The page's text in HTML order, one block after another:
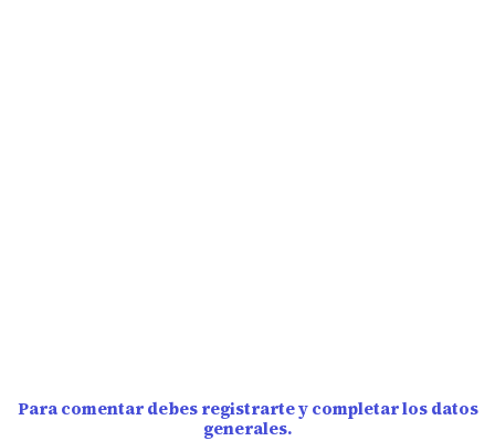
Para comentar debes registrarte y completar los datos
generales.